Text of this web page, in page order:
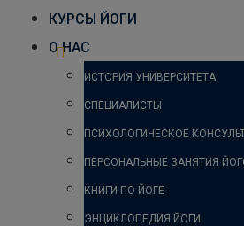
КУРСЫ ЙОГИ
О НАС
ИСТОРИЯ УНИВЕРСИТЕТА
СПЕЦИАЛИСТЫ
ПСИХОЛОГИЧЕСКОЕ
ПЕРСОНАЛЬНЫЕ ЗАНЯТИЯ
КНИГИ ПО ЙОГЕ
ЭНЦИКЛОПЕДИЯ ЙОГИ